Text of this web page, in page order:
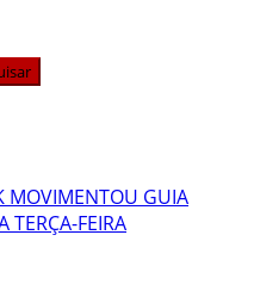
MOVIMENTOU GUIA
TERÇA-FEIRA